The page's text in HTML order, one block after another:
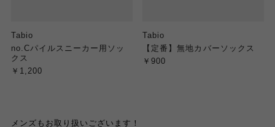
Tabio
no.Cパイルスニーカー用ソッ
クス
￥1,200
Tabio
【定番】無地カバーソックス
￥900
メンズもお取り扱いございます！